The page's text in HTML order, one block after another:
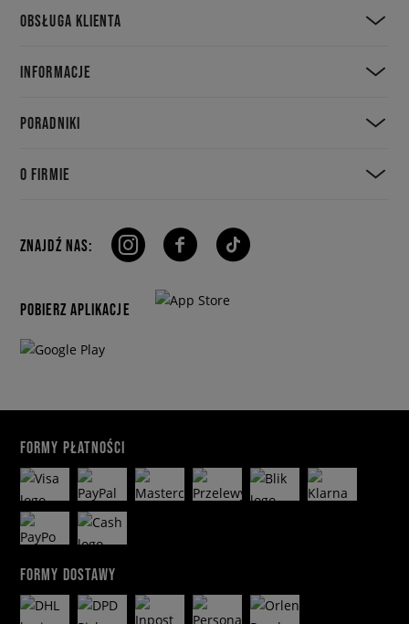
OBSŁUGA KLIENTA
INFORMACJE
PORADNIKI
O FIRMIE
ZNAJDŹ NAS:
POBIERZ APLIKACJE
FORMY PŁATNOŚCI
FORMY DOSTAWY